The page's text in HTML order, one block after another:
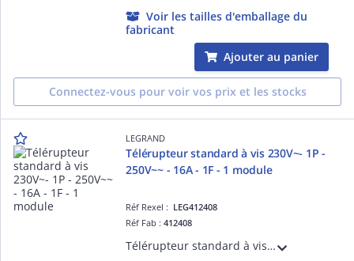
Voir les tailles d'emballage du
fabricant
Ajouter au panier
Connectez-vous pour voir vos prix et les stocks
LEGRAND
Télérupteur standard à vis 230V~- 1P -
250V~~ - 16A - 1F - 1 module
Réf Rexel : LEG412408
Réf Fab :412408
Télérupteur standard à vis 230V~- 1P - 250V~~ - 16A - 1F - 1 module